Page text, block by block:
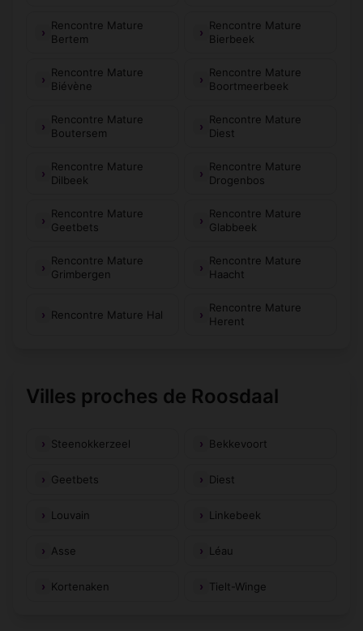
Rencontre Mature
Bertem
Rencontre Mature
Bierbeek
Rencontre Mature
Biévène
Rencontre Mature
Boortmeerbeek
Rencontre Mature
Boutersem
Rencontre Mature
Diest
Rencontre Mature
Dilbeek
Rencontre Mature
Drogenbos
Rencontre Mature
Geetbets
Rencontre Mature
Glabbeek
Rencontre Mature
Grimbergen
Rencontre Mature
Haacht
Rencontre Mature Hal
Rencontre Mature
Herent
Villes proches de Roosdaal
Steenokkerzeel Bekkevoort
Geetbets Diest
Louvain Linkebeek
Asse Léau
Kortenaken Tielt-Winge